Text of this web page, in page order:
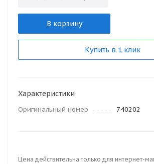
В корзину
Купить в 1 клик
Характеристики
Оригинальный номер 740202
Цена действительна только для интернет-